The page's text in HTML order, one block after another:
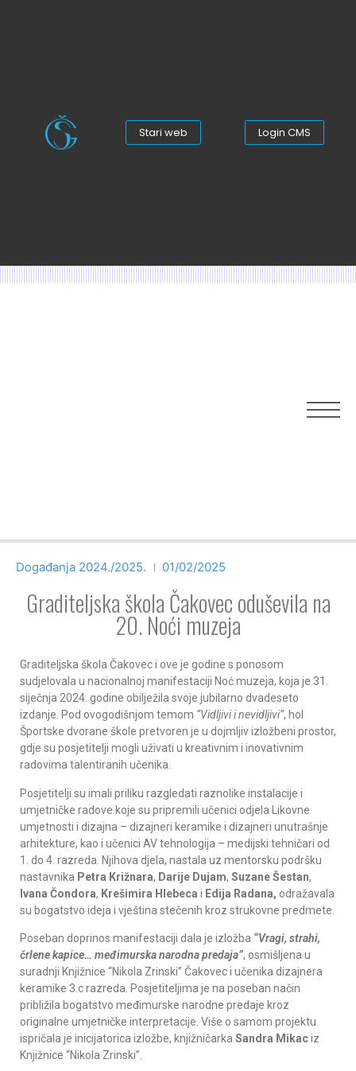
Stari web Login CMS
Događanja 2024./2025. 01/02/2025
Graditeljska škola Čakovec oduševila na
20. Noći muzeja
Graditeljska škola Čakovec i ove je godine s ponosom
sudjelovala u nacionalnoj manifestaciji Noć muzeja, koja je 31.
siječnja 2024. godine obilježila svoje jubilarno dvadeseto
izdanje. Pod ovogodišnjom temom “Vidljivi i nevidljivi”, hol
Športske dvorane škole pretvoren je u dojmljiv izložbeni prostor,
gdje su posjetitelji mogli uživati u kreativnim i inovativnim
radovima talentiranih učenika.
Posjetitelji su imali priliku razgledati raznolike instalacije i
umjetničke radove koje su pripremili učenici odjela Likovne
umjetnosti i dizajna – dizajneri keramike i dizajneri unutrašnje
arhitekture, kao i učenici AV tehnologija – medijski tehničari od
1. do 4. razreda. Njihova djela, nastala uz mentorsku podršku
nastavnika Petra Križnara, Darije Dujam, Suzane Šestan,
Ivana Čondora, Krešimira Hlebeca i Edija Radana, odražavala
su bogatstvo ideja i vještina stečenih kroz strukovne predmete.
Poseban doprinos manifestaciji dala je izložba “Vragi, strahi,
črlene kapice… međimurska narodna predaja”, osmišljena u
suradnji Knjižnice “Nikola Zrinski” Čakovec i učenika dizajnera
keramike 3.c razreda. Posjetiteljima je na poseban način
približila bogatstvo međimurske narodne predaje kroz
originalne umjetničke interpretacije. Više o samom projektu
ispričala je inicijatorica izložbe, knjižničarka Sandra Mikaciz
Knjižnice “Nikola Zrinski”.